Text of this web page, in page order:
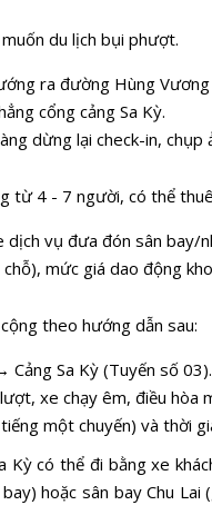
du lịch bụi phượt.
ra đường Hùng Vương
cổng cảng Sa Kỳ.
dừng lại check-in,
từ 4 - 7 người, có thể
vụ đưa đón sân bay/
mức giá dao động
theo hướng dẫn sau:
Sa Kỳ (Tuyến số 03).
xe chạy êm, điều hòa
một chuyến) và thời
có thể đi bằng xe
hoặc sân bay Chu